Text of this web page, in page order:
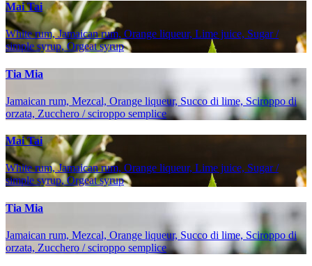
Mai Tai
White rum, Jamaican rum, Orange liqueur, Lime juice, Sugar /
simple syrup, Orgeat syrup
Tia Mia
Jamaican rum, Mezcal, Orange liqueur, Succo di lime, Sciroppo di
orzata, Zucchero / sciroppo semplice
Mai Tai
White rum, Jamaican rum, Orange liqueur, Lime juice, Sugar /
simple syrup, Orgeat syrup
Tia Mia
Jamaican rum, Mezcal, Orange liqueur, Succo di lime, Sciroppo di
orzata, Zucchero / sciroppo semplice